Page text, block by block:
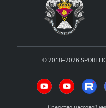
© 2018–2026